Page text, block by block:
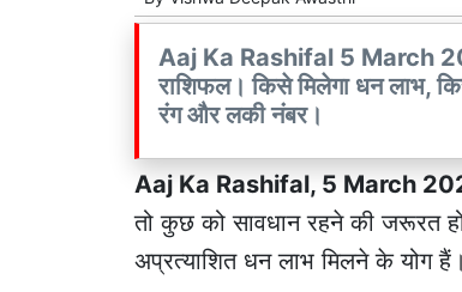
Aaj Ka Rashifal 5 March
राशिफल। किसे मिलेगा धन लाभ,
रंग और लकी नंबर।
Aaj Ka Rashifal, 5 March
तो कुछ को सावधान रहने की जरूरत
अप्रत्याशित धन लाभ मिलने के योग हैं।